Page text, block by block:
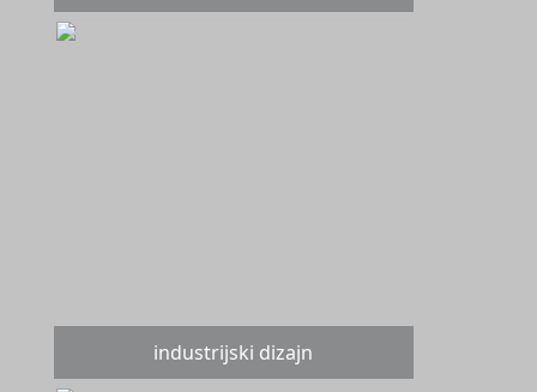
industrijski dizajn